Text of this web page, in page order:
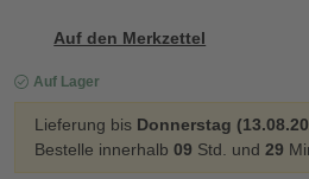
Auf den Merkzettel
Auf Lager
Lieferung bis Donnerstag
Bestelle innerhalb 09 Std. und 29